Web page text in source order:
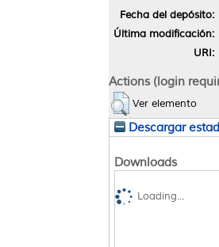
Fecha del depósito:
Última modificación:
URI:
Actions (login
Ver elemento
Descargar
Downloads
Loading...